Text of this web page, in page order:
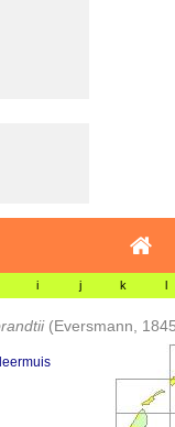
i j k l
(Eversmann,